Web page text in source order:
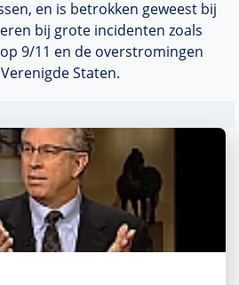
en is betrokken geweest bij
bij grote incidenten zoals
9/11 en de overstromingen
Staten.